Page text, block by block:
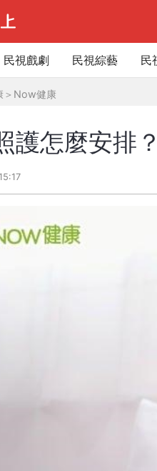
民視戲劇 民視綜藝 民
＞ Now健康
護怎麼安排